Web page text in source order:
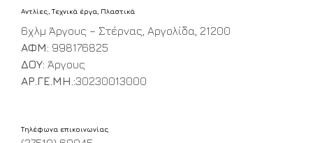
Αντλίες, Τεχνικά έργα, Πλαστικά
6χλμ Άργους – Στέρνας, Αργολίδα, 21200
ΑΦΜ: 998176825
ΔΟΥ: Άργους
ΑΡ.ΓΕ.ΜΗ.:30230013000
Τηλέφωνα επικοινωνίας